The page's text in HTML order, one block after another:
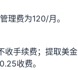
理费为120/月。
收手续费；提取美金
收费。